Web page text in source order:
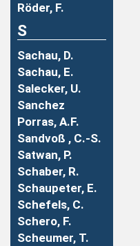
Röder, F.
S
Sachau, D.
Sachau, E.
Salecker, U.
Sanchez
Porras, A.F.
Sandvoß , C.-S.
Satwan, P.
Schaber, R.
Schaupeter, E.
Schefels, C.
Schero, F.
Scheumer, T.